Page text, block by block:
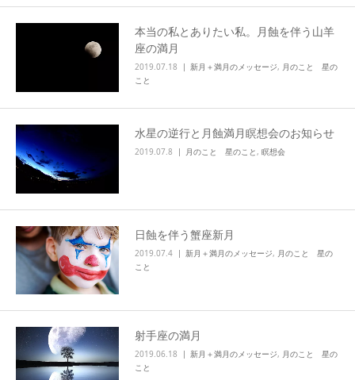
本当の私とありたい私。月蝕を伴う山羊
座の満月
2019.07.18 新月＋満月のメッセージ, 月のこと 星の
こと
水星の逆行と月蝕満月瞑想会のお知らせ
2019.07.8 月のこと 星のこと, 瞑想会
日蝕を伴う蟹座新月
2019.07.4 新月＋満月のメッセージ, 月のこと 星の
こと
射手座の満月
2019.06.18 新月＋満月のメッセージ, 月のこと 星の
こと